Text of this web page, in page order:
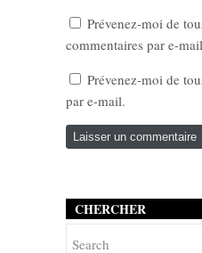
Prévenez-moi de
commentaires par e-
Prévenez-moi de
par e-mail.
CHERCHER